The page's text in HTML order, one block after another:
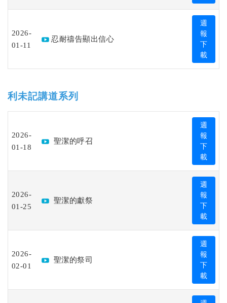
2026-
01-11
忍耐禱告顯出信心
週
報
下
載
利未記講道系列
2026-
01-18
聖潔的呼召
週
報
下
載
2026-
01-25
聖潔的獻祭
週
報
下
載
2026-
02-01
聖潔的祭司
週
報
下
載